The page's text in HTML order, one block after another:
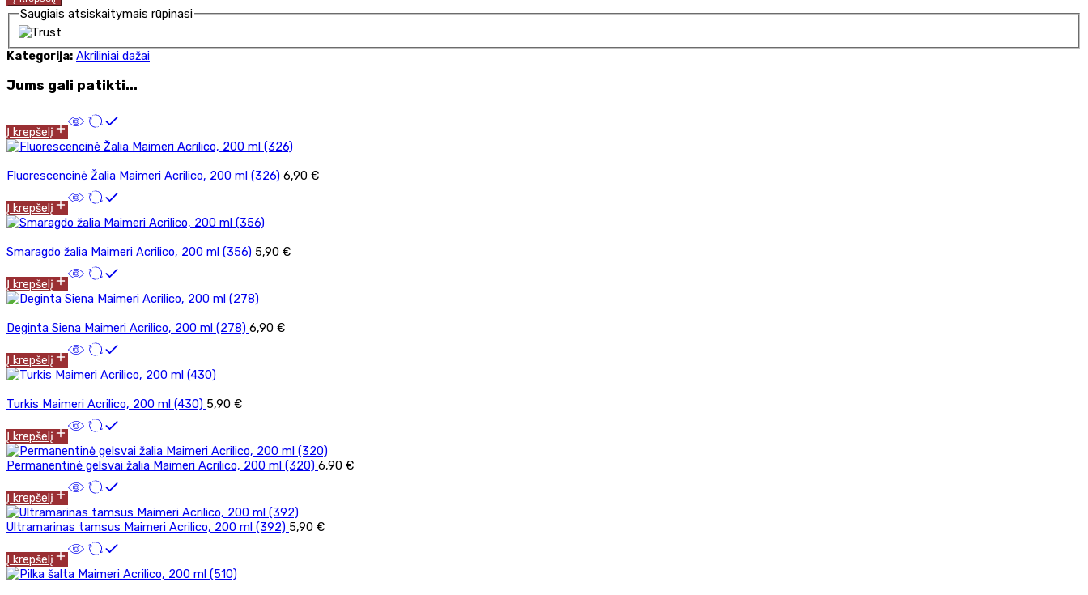
Saugiais atsiskaitymais rūpinasi
Kategorija: Akriliniai dažai
Jums gali patikti...
Į krepšelį
Fluorescencinė Žalia Maimeri Acrilico, 200 ml (326) 6,90 €
Į krepšelį
Smaragdo žalia Maimeri Acrilico, 200 ml (356) 5,90 €
Į krepšelį
Deginta Siena Maimeri Acrilico, 200 ml (278) 6,90 €
Į krepšelį
Turkis Maimeri Acrilico, 200 ml (430) 5,90 €
Į krepšelį
Permanentinė gelsvai žalia Maimeri Acrilico, 200 ml (320) 6,90 €
Į krepšelį
Ultramarinas tamsus Maimeri Acrilico, 200 ml (392) 5,90 €
Į krepšelį